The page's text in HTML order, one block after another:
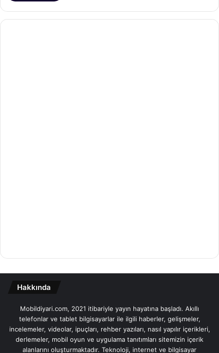
Hakkında
Mobildiyari.com, 2021 itibariyle yayın hayatına başladı. Akıllı
telefonlar ve tablet bilgisayarlar ile ilgili haberler, gelişmeler,
incelemeler, videolar, ipuçları, rehber yazıları, nasıl yapılır içerikleri,
derlemeler, mobil oyun ve uygulama tanıtımları sitemizin içerik
alanlarını oluşturmaktadır. Teknoloji, internet ve bilgisayar